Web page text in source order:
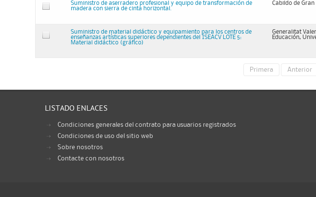
Suministro de aserradero profesional y equipo de transformación de
madera con sierra de cinta horizontal.
Cabildo de Gran
Suministro de material didáctico y equipamiento para los centros de
enseñanzas artísticas superiores dependientes del ISEACV LOTE 5:
Material didáctico (gráfico)
Generalitat
Educación,
Primera Anterior
LISTADO ENLACES
Condiciones generales del contrato para usuarios registrados
Condiciones de uso del sitio web
Sobre nosotros
Contacte con nosotros